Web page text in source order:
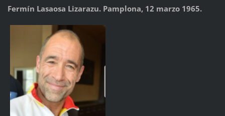
Fermín Lasaosa Lizarazu. Pamplona, 12 marzo 1965.